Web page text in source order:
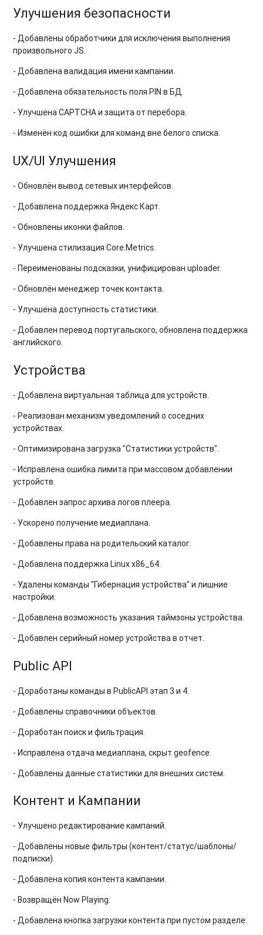
Улучшения безопасности
- Добавлены обработчики для исключения выполнения
произвольного JS.
- Добавлена валидация имени кампании.
- Добавлена обязательность поля PIN в БД.
- Улучшена CAPTCHA и защита от перебора.
- Изменён код ошибки для команд вне белого списка.
UX/UI Улучшения
- Обновлён вывод сетевых интерфейсов.
- Добавлена поддержка Яндекс Карт.
- Обновлены иконки файлов.
- Улучшена стилизация Core Metrics.
- Переименованы подсказки, унифицирован uploader.
- Обновлён менеджер точек контакта.
- Улучшена доступность статистики.
- Добавлен перевод португальского, обновлена поддержка
английского.
Устройства
- Добавлена виртуальная таблица для устройств.
- Реализован механизм уведомлений о соседних
устройствах.
- Оптимизирована загрузка "Статистики устройств".
- Исправлена ошибка лимита при массовом добавлении
устройств.
- Добавлен запрос архива логов плеера.
- Ускорено получение медиаплана.
- Добавлены права на родительский каталог.
- Добавлена поддержка Linux x86_64.
- Удалены команды "Гибернация устройства" и лишние
настройки.
- Добавлена возможность указания таймзоны устройства.
- Добавлен серийный номер устройства в отчет.
Public API
- Доработаны команды в PublicAPI этап 3 и 4.
- Добавлены справочники объектов.
- Доработан поиск и фильтрация.
- Исправлена отдача медиаплана, скрыт geofence.
- Добавлены данные статистики для внешних систем.
Контент и Кампании
- Улучшено редактирование кампаний.
- Добавлены новые фильтры (контент/статус/шаблоны/
подписки).
- Добавлена копия контента кампании.
- Возвращён Now Playing.
- Добавлена кнопка загрузки контента при пустом разделе.